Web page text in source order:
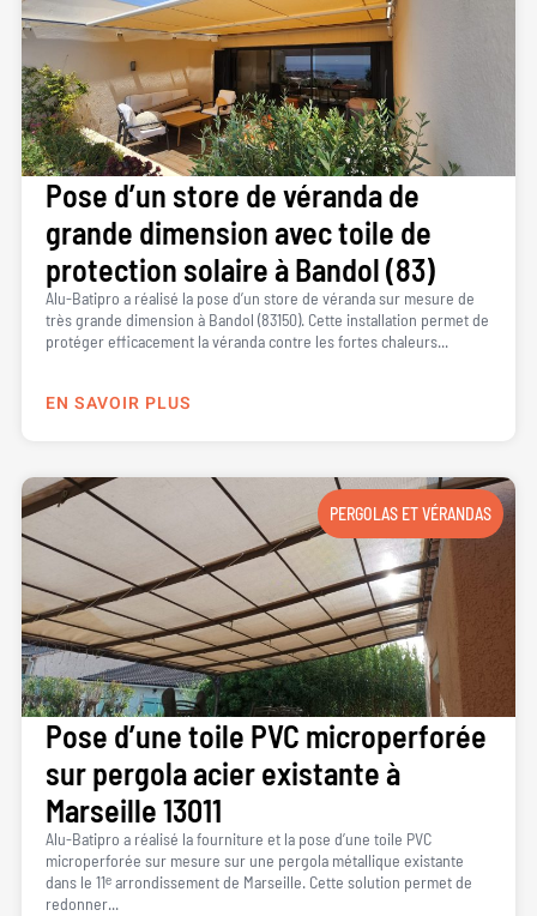
Pose d’un store de véranda de
grande dimension avec toile de
protection solaire à Bandol (83)
Alu-Batipro a réalisé la pose d’un store de véranda sur mesure de
très grande dimension à Bandol (83150). Cette installation permet de
protéger efficacement la véranda contre les fortes chaleurs...
EN SAVOIR PLUS
PERGOLAS ET VÉRANDAS
Pose d’une toile PVC microperforée
sur pergola acier existante à
Marseille 13011
Alu-Batipro a réalisé la fourniture et la pose d’une toile PVC
microperforée sur mesure sur une pergola métallique existante
dans le 11ᵉ arrondissement de Marseille. Cette solution permet de
redonner...